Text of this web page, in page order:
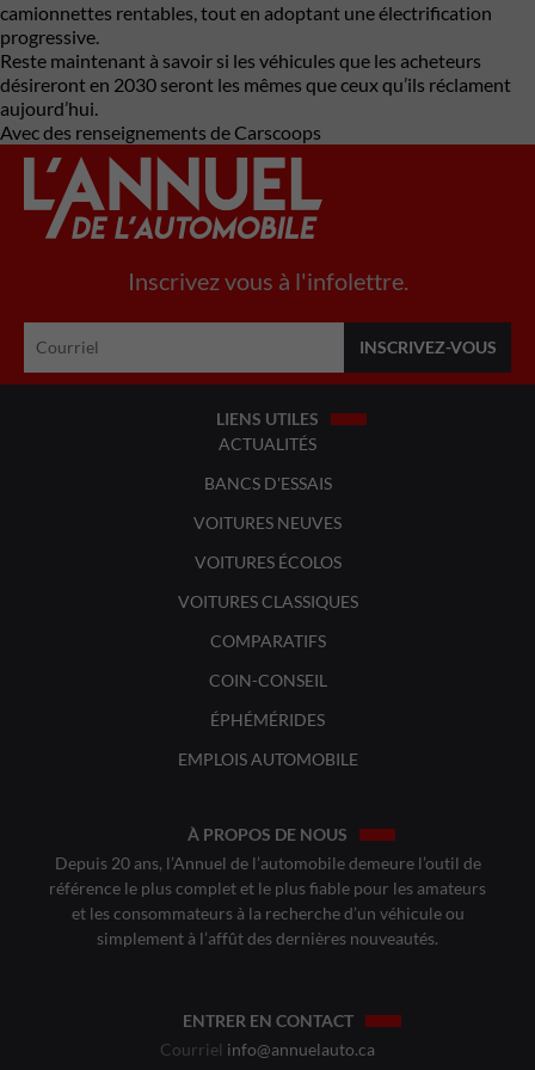
camionnettes rentables, tout en adoptant une électrification
progressive.
Reste maintenant à savoir si les véhicules que les acheteurs
désireront en 2030 seront les mêmes que ceux qu’ils réclament
aujourd’hui.
Avec des renseignements de Carscoops
Inscrivez vous à l'infolettre.
LIENS UTILES
ACTUALITÉS
BANCS D'ESSAIS
VOITURES NEUVES
VOITURES ÉCOLOS
VOITURES CLASSIQUES
COMPARATIFS
COIN-CONSEIL
ÉPHÉMÉRIDES
EMPLOIS AUTOMOBILE
À PROPOS DE NOUS
Depuis 20 ans, l’Annuel de l’automobile demeure l’outil de
référence le plus complet et le plus fiable pour les amateurs
et les consommateurs à la recherche d’un véhicule ou
simplement à l’affût des dernières nouveautés.
ENTRER EN CONTACT
Courriel info@annuelauto.ca